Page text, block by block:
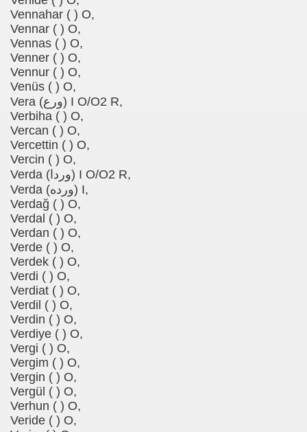
Vennahar ( ) O,
Vennar ( ) O,
Vennas ( ) O,
Venner ( ) O,
Vennur ( ) O,
Venüs ( ) O,
Vera (ورع) I O/O2 R,
Verbiha ( ) O,
Vercan ( ) O,
Vercettin ( ) O,
Vercin ( ) O,
Verda (وردا) I O/O2 R,
Verda (ورده) I,
Verdağ ( ) O,
Verdal ( ) O,
Verdan ( ) O,
Verde ( ) O,
Verdek ( ) O,
Verdi ( ) O,
Verdiat ( ) O,
Verdil ( ) O,
Verdin ( ) O,
Verdiye ( ) O,
Vergi ( ) O,
Vergim ( ) O,
Vergin ( ) O,
Vergül ( ) O,
Verhun ( ) O,
Veride ( ) O,